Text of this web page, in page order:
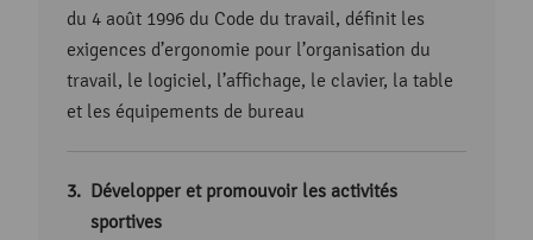
du 4 août 1996 du Code du travail, définit les
exigences d’ergonomie pour l’organisation du
travail, le logiciel, l’affichage, le clavier, la table
et les équipements de bureau
Développer et promouvoir les activités
sportives